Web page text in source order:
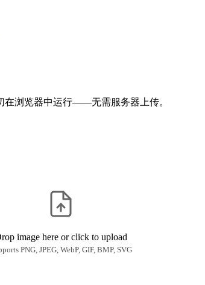
在浏览器中运行——无需服务器上传。
image here or click to upload
PNG, JPEG, WebP, GIF, BMP, SVG